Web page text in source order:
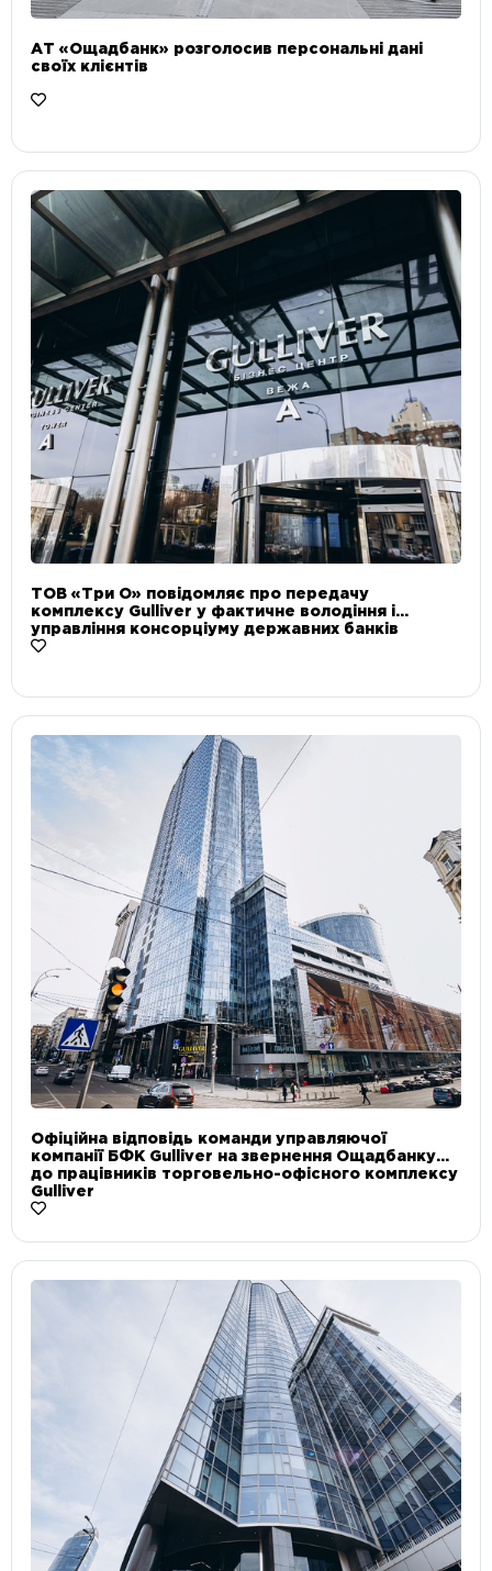
АТ «Ощадбанк» розголосив персональні дані
своїх клієнтів
ТОВ «Три О» повідомляє про передачу
комплексу Gulliver у фактичне володіння і
управління консорціуму державних банків
Офіційна відповідь команди управляючої
компанії БФК Gulliver на звернення Ощадбанку
до працівників торговельно-офісного комплексу
Gulliver